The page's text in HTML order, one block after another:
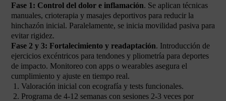
Fase 1: Control del dolor e inflamación. Se aplican técnicas
manuales, crioterapia y masajes deportivos para reducir la
hinchazón inicial. Paralelamente, se inicia movilidad pasiva para
evitar rigidez.
Fase 2 y 3: Fortalecimiento y readaptación. Introducción de
ejercicios excéntricos para tendones y pliometría para deportes
de impacto. Monitoreo con apps o wearables asegura el
cumplimiento y ajuste en tiempo real.
Valoración inicial con ecografía y tests funcionales.
Programa de 4-12 semanas con sesiones 2-3 veces por